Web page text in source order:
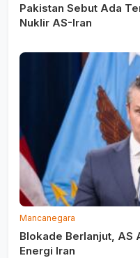
Pakistan Sebut Ada
Nuklir AS-Iran
Mancanegara
Blokade Berlanjut, AS
Energi Iran